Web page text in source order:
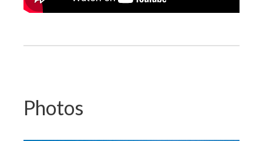
Photos